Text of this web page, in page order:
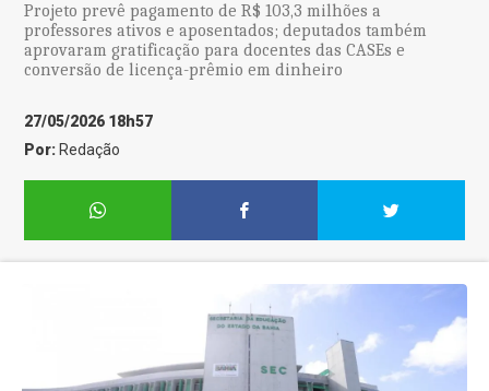
Projeto prevê pagamento de R$ 103,3 milhões a
professores ativos e aposentados; deputados também
aprovaram gratificação para docentes das CASEs e
conversão de licença-prêmio em dinheiro
27/05/2026 18h57
Por: Redação